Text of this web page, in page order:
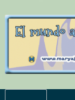
al
contenido